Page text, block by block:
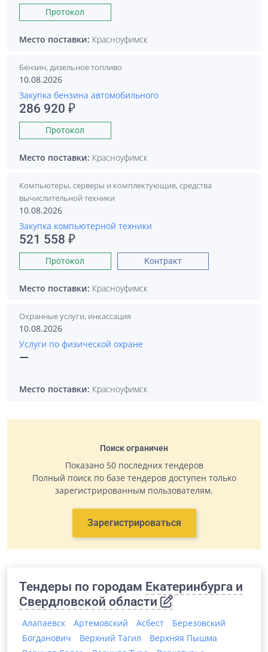
Протокол
Место поставки: Красноуфимск
Бензин, дизельное топливо
10.08.2026
Закупка бензина автомобильного
286 920 ₽
Протокол
Место поставки: Красноуфимск
Компьютеры, серверы и комплектующие, средства
вычислительной техники
10.08.2026
Закупка компьютерной техники
521 558 ₽
Протокол Контракт
Место поставки: Красноуфимск
Охранные услуги, инкассация
10.08.2026
Услуги по физической охране
—
Место поставки: Красноуфимск
Поиск ограничен
Показано 50 последних тендеров
Полный поиск по базе тендеров доступен только
зарегистрированным пользователям.
Зарегистрироваться
Тендеры по городам Екатеринбурга и
Свердловской области
Алапаевск Артемовский Асбест
Березовский
Богданович
Верхний Тагил
Верхняя Пышма